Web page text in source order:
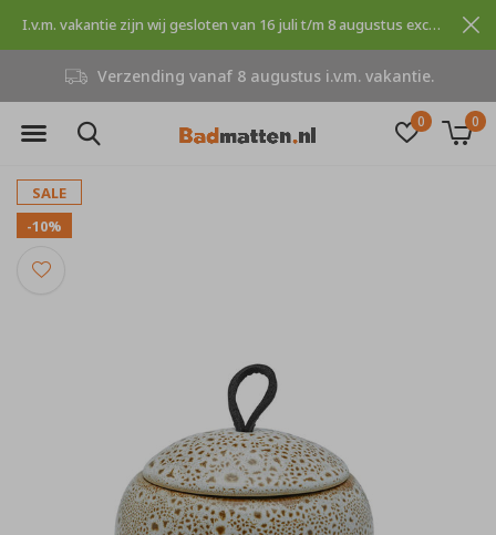
0 0
Verzending vanaf 8 augustus i.v.m. vakantie.
I.v.m. vakantie zijn wij gesloten van 16 juli t/m 8 augustus excuses voor dit ongemak.
SALE
-10%